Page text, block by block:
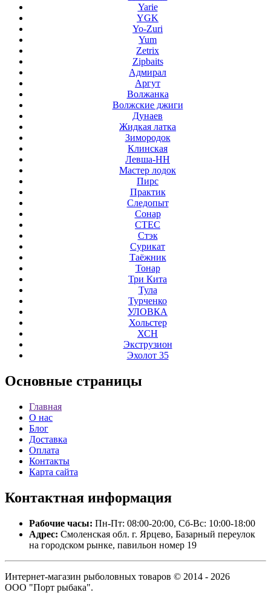
Yarie
YGK
Yo-Zuri
Yum
Zetrix
Zipbaits
Адмирал
Аргут
Волжанка
Волжские джиги
Дунаев
Жидкая латка
Зимородок
Клинская
Левша-НН
Мастер лодок
Пирс
Практик
Следопыт
Сонар
СТЕС
Стэк
Сурикат
Таёжник
Тонар
Три Кита
Тула
Турченко
УЛОВКА
Хольстер
ХСН
Экструзион
Эхолот 35
Основные страницы
Главная
О нас
Блог
Доставка
Оплата
Контакты
Карта сайта
Контактная информация
Рабочие часы: Пн-Пт: 08:00-20:00, Сб-Вс: 10:00-18:00
Адрес: Смоленская обл. г. Ярцево, Базарный переулок
на городском рынке, павильон номер 19
Интернет-магазин рыболовных товаров © 2014 - 2026
ООО "Порт рыбака".